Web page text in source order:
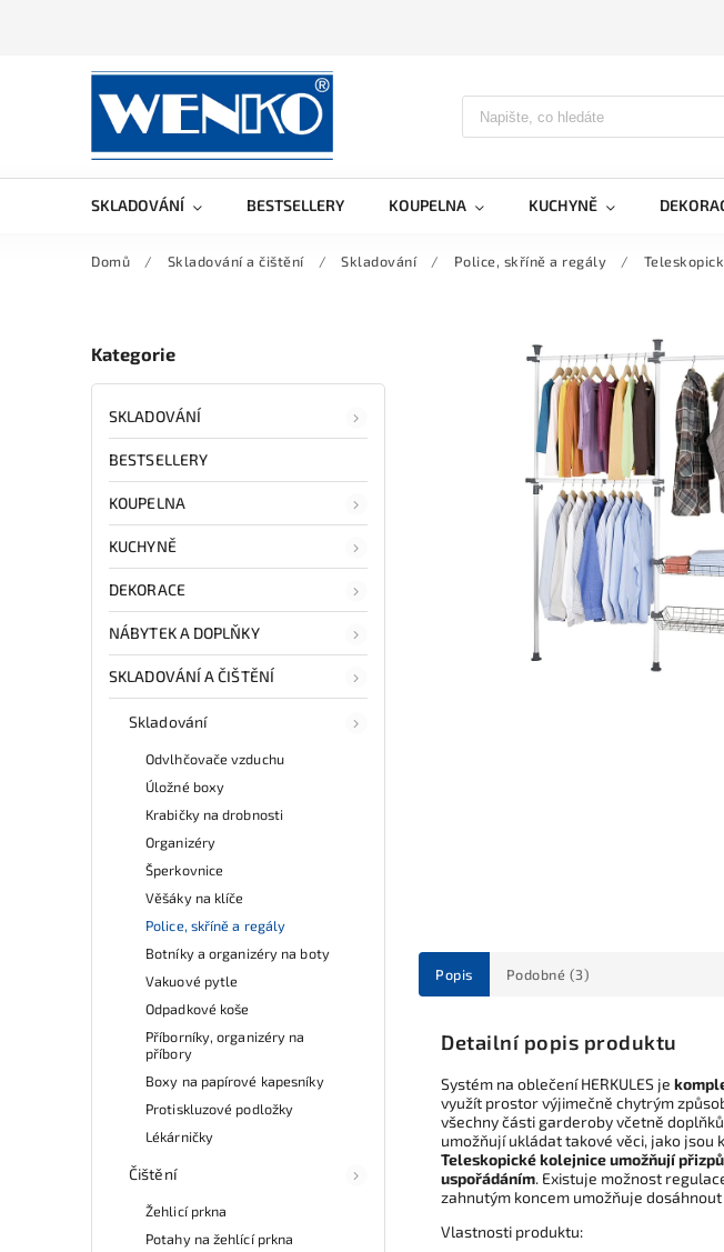
SKLADOVÁNÍ BESTSELLERY KOUPELNA KUCHYNĚ
Domů / Skladování a čištění / Skladování / Police, skříně a regály /
Kategorie
SKLADOVÁNÍ
BESTSELLERY
KOUPELNA
KUCHYNĚ
DEKORACE
NÁBYTEK A DOPLŇKY
SKLADOVÁNÍ A ČIŠTĚNÍ
Skladování
Odvlhčovače vzduchu
Úložné boxy
Krabičky na drobnosti
Organizéry
Šperkovnice
Věšáky na klíče
Police, skříně a regály
Botníky a organizéry na boty
Vakuové pytle
Odpadkové koše
Příborníky, organizéry na
příbory
Boxy na papírové kapesníky
Protiskluzové podložky
Lékárničky
Čištění
Žehlicí prkna
Potahy na žehlící prkna
Popis Podobné (3)
Detailní popis produktu
Systém na oblečení HERKULES je
využít prostor výjimečně chytrým
všechny části garderoby včetně
umožňují ukládat takové věci, jako jsou
Teleskopické kolejnice umožňují
uspořádáním. Existuje možnost
zahnutým koncem umožňuje
Vlastnosti produktu: